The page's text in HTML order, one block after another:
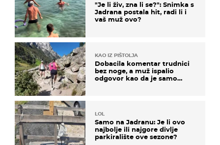
"Je li živ, zna li se?": Snimka s
Jadrana postala hit, radi li i
vaš muž ovo?
KAO IZ PIŠTOLJA
Dobacila komentar trudnici
bez noge, a muž ispalio
odgovor kao da je samo
LOL
Samo na Jadranu: Je li ovo
najbolje ili najgore divlje
parkiralište ove sezone?